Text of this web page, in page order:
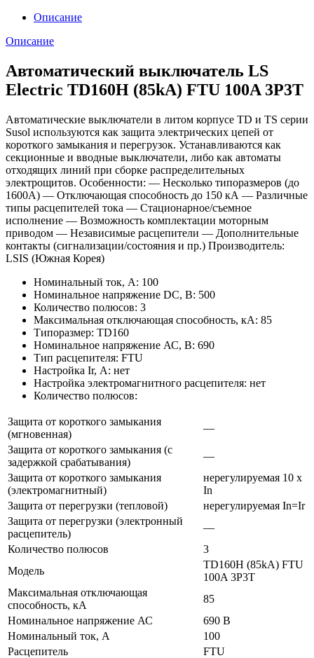
Описание
Описание
Автоматический выключатель LS
Electric TD160H (85kA) FTU 100A 3P3T
Автоматические выключатели в литом корпусе TD и TS серии
Susol используются как защита электрических цепей от
короткого замыкания и перегрузок. Устанавливаются как
секционные и вводные выключатели, либо как автоматы
отходящих линий при сборке распределительных
электрощитов. Особенности: — Несколько типоразмеров (до
1600А) — Отключающая способность до 150 кА — Различные
типы расцепителей тока — Стационарное/съемное
исполнение — Возможность комплектации моторным
приводом — Независимые расцепители — Дополнительные
контакты (сигнализации/состояния и пр.) Производитель:
LSIS (Южная Корея)
Номинальный ток, А: 100
Номинальное напряжение DC, В: 500
Количество полюсов: 3
Максимальная отключающая способность, кА: 85
Типоразмер: TD160
Номинальное напряжение АС, В: 690
Тип расцепителя: FTU
Настройка Ir, А: нет
Настройка электромагнитного расцепителя: нет
Количество полюсов:
Защита от короткого замыкания
(мгновенная)
—
Защита от короткого замыкания (с
задержкой срабатывания)
—
Защита от короткого замыкания
(электромагнитный)
нерегулируемая 10 х
In
Защита от перегрузки (тепловой)
нерегулируемая In=Ir
Защита от перегрузки (электронный
расцепитель)
—
Количество полюсов
3
Модель
TD160H (85kA) FTU
100A 3P3T
Максимальная отключающая
способность, кА
85
Номинальное напряжение АС
690 В
Номинальный ток, А
100
Расцепитель
FTU